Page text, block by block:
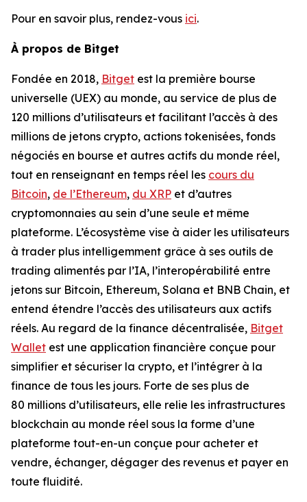
Pour en savoir plus, rendez-vous ici.
À propos de Bitget
Fondée en 2018, Bitget est la première bourse
universelle (UEX) au monde, au service de plus de
120 millions d’utilisateurs et facilitant l’accès à des
millions de jetons crypto, actions tokenisées, fonds
négociés en bourse et autres actifs du monde réel,
tout en renseignant en temps réel les cours du
Bitcoin, de l’Ethereum, du XRP et d’autres
cryptomonnaies au sein d’une seule et même
plateforme. L’écosystème vise à aider les utilisateurs
à trader plus intelligemment grâce à ses outils de
trading alimentés par l’IA, l’interopérabilité entre
jetons sur Bitcoin, Ethereum, Solana et BNB Chain, et
entend étendre l’accès des utilisateurs aux actifs
réels. Au regard de la finance décentralisée, Bitget
Wallet est une application financière conçue pour
simplifier et sécuriser la crypto, et l’intégrer à la
finance de tous les jours. Forte de ses plus de
80 millions d’utilisateurs, elle relie les infrastructures
blockchain au monde réel sous la forme d’une
plateforme tout-en-un conçue pour acheter et
vendre, échanger, dégager des revenus et payer en
toute fluidité.